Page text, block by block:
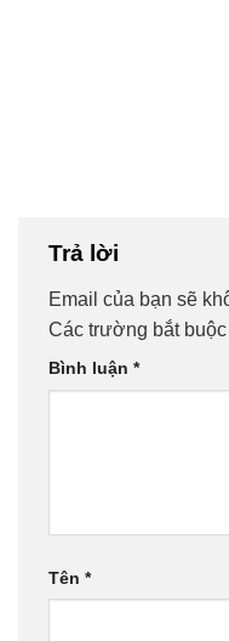
Trả lời
Email của bạn sẽ
Các trường bắt
Bình luận *
Tên *